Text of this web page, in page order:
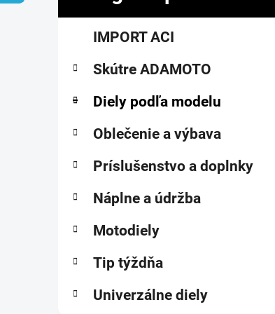
č
kategórieIMPORT ACI
Skútre ADAMOTO
Diely podľa modelu
Oblečenie a výbava
Príslušenstvo a doplnky
Náplne a údržba
Motodiely
Tip týždňa
Univerzálne diely